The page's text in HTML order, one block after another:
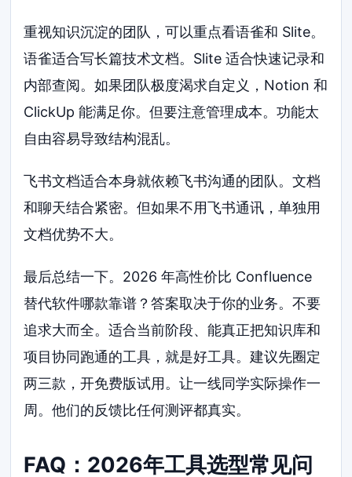
重视知识沉淀的团队，可以重点看语雀和 Slite。
语雀适合写长篇技术文档。Slite 适合快速记录和
内部查阅。如果团队极度渴求自定义，Notion 和
ClickUp 能满足你。但要注意管理成本。功能太
自由容易导致结构混乱。
飞书文档适合本身就依赖飞书沟通的团队。文档
和聊天结合紧密。但如果不用飞书通讯，单独用
文档优势不大。
最后总结一下。2026 年高性价比 Confluence
替代软件哪款靠谱？答案取决于你的业务。不要
追求大而全。适合当前阶段、能真正把知识库和
项目协同跑通的工具，就是好工具。建议先圈定
两三款，开免费版试用。让一线同学实际操作一
周。他们的反馈比任何测评都真实。
FAQ：2026年工具选型常见问